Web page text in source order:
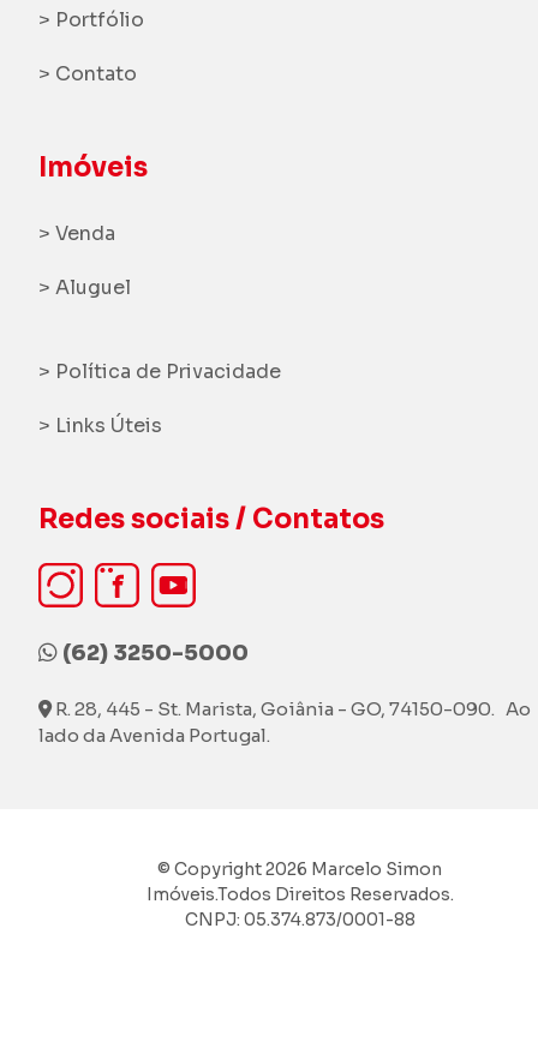
> Portfólio
> Contato
Imóveis
> Venda
> Aluguel
> Política de Privacidade
> Links Úteis
Redes sociais / Contatos
(62) 3250-5000
R. 28, 445 - St. Marista, Goiânia - GO, 74150-090. Ao
lado da Avenida Portugal.
© Copyright 2026 Marcelo Simon
Imóveis.Todos Direitos Reservados.
CNPJ: 05.374.873/0001-88